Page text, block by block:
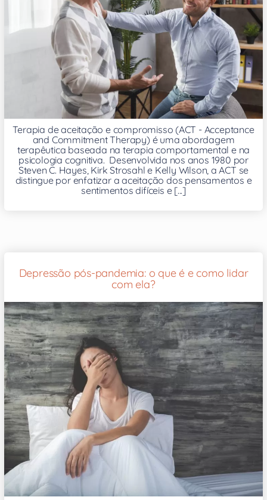
Terapia de aceitação e compromisso (ACT - Acceptance
and Commitment Therapy) é uma abordagem
terapêutica baseada na terapia comportamental e na
psicologia cognitiva. Desenvolvida nos anos 1980 por
Steven C. Hayes, Kirk Strosahl e Kelly Wilson, a ACT se
distingue por enfatizar a aceitação dos pensamentos e
sentimentos difíceis e [...]
Depressão pós-pandemia: o que é e como lidar
com ela?